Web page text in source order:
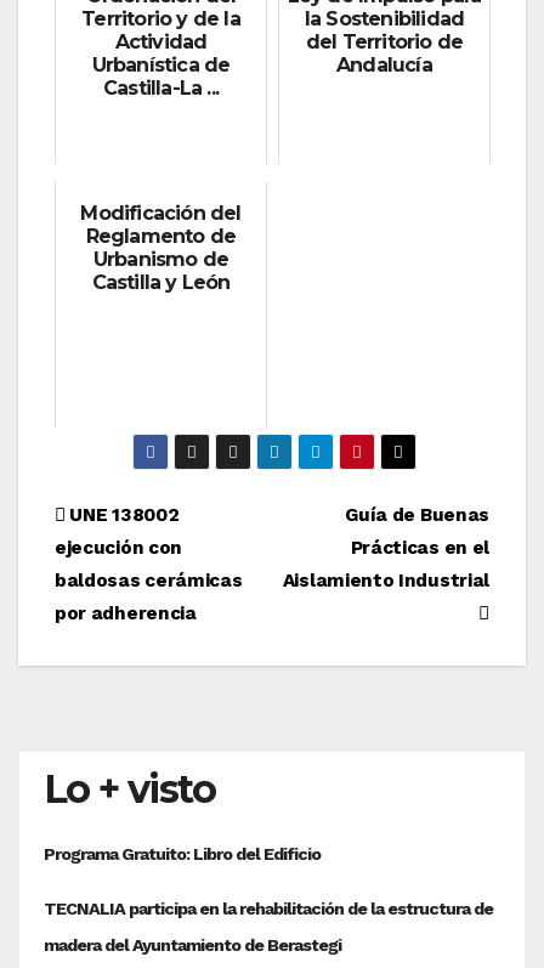
Territorio y de la
Actividad
Urbanística de
Castilla-La ...
la Sostenibilidad
del Territorio de
Andalucía
Modificación del
Reglamento de
Urbanismo de
Castilla y León
Navegación
de
entradas
Guía de Buenas
Prácticas en el
Aislamiento Industrial
UNE 138002
ejecución con
baldosas cerámicas
por adherencia
Lo + visto